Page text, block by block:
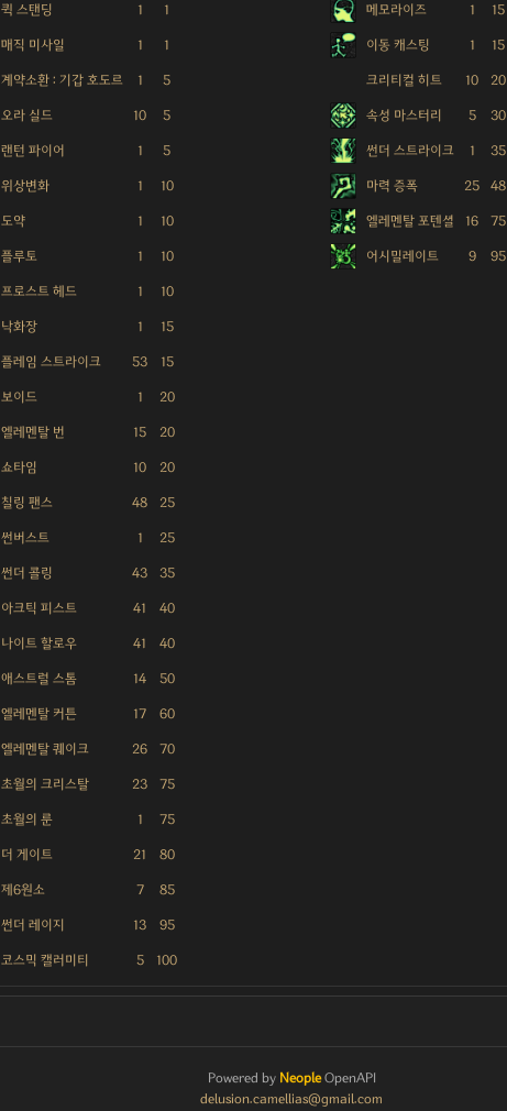
퀵 스탠딩 1 1
매직 미사일 1 1
계약소환 : 기갑 호도르 1 5
오라 실드 10 5
랜턴 파이어 1 5
위상변화 1 10
도약 1 10
플루토 1 10
프로스트 헤드 1 10
낙화장 1 15
플레임 스트라이크 53 15
보이드 1 20
엘레멘탈 번 15 20
쇼타임 10 20
칠링 팬스 48 25
썬버스트 1 25
썬더 콜링 43 35
아크틱 피스트 41 40
나이트 할로우 41 40
애스트럴 스톰 14 50
엘레멘탈 커튼 17 60
엘레멘탈 퀘이크 26 70
초월의 크리스탈 23 75
초월의 룬 1 75
더 게이트 21 80
제6원소 7 85
썬더 레이지 13 95
코스믹 캘러미티 5 100
메모라이즈 1 15
이동 캐스팅 1 15
크리티컬 히트 10 20
속성 마스터리 5 30
썬더 스트라이크 1 35
마력 증폭 25 48
엘레멘탈 포텐셜 16 75
어시밀레이트 9 95
Powered by NeopleOpenAPI
delusion.camellias@gmail.com